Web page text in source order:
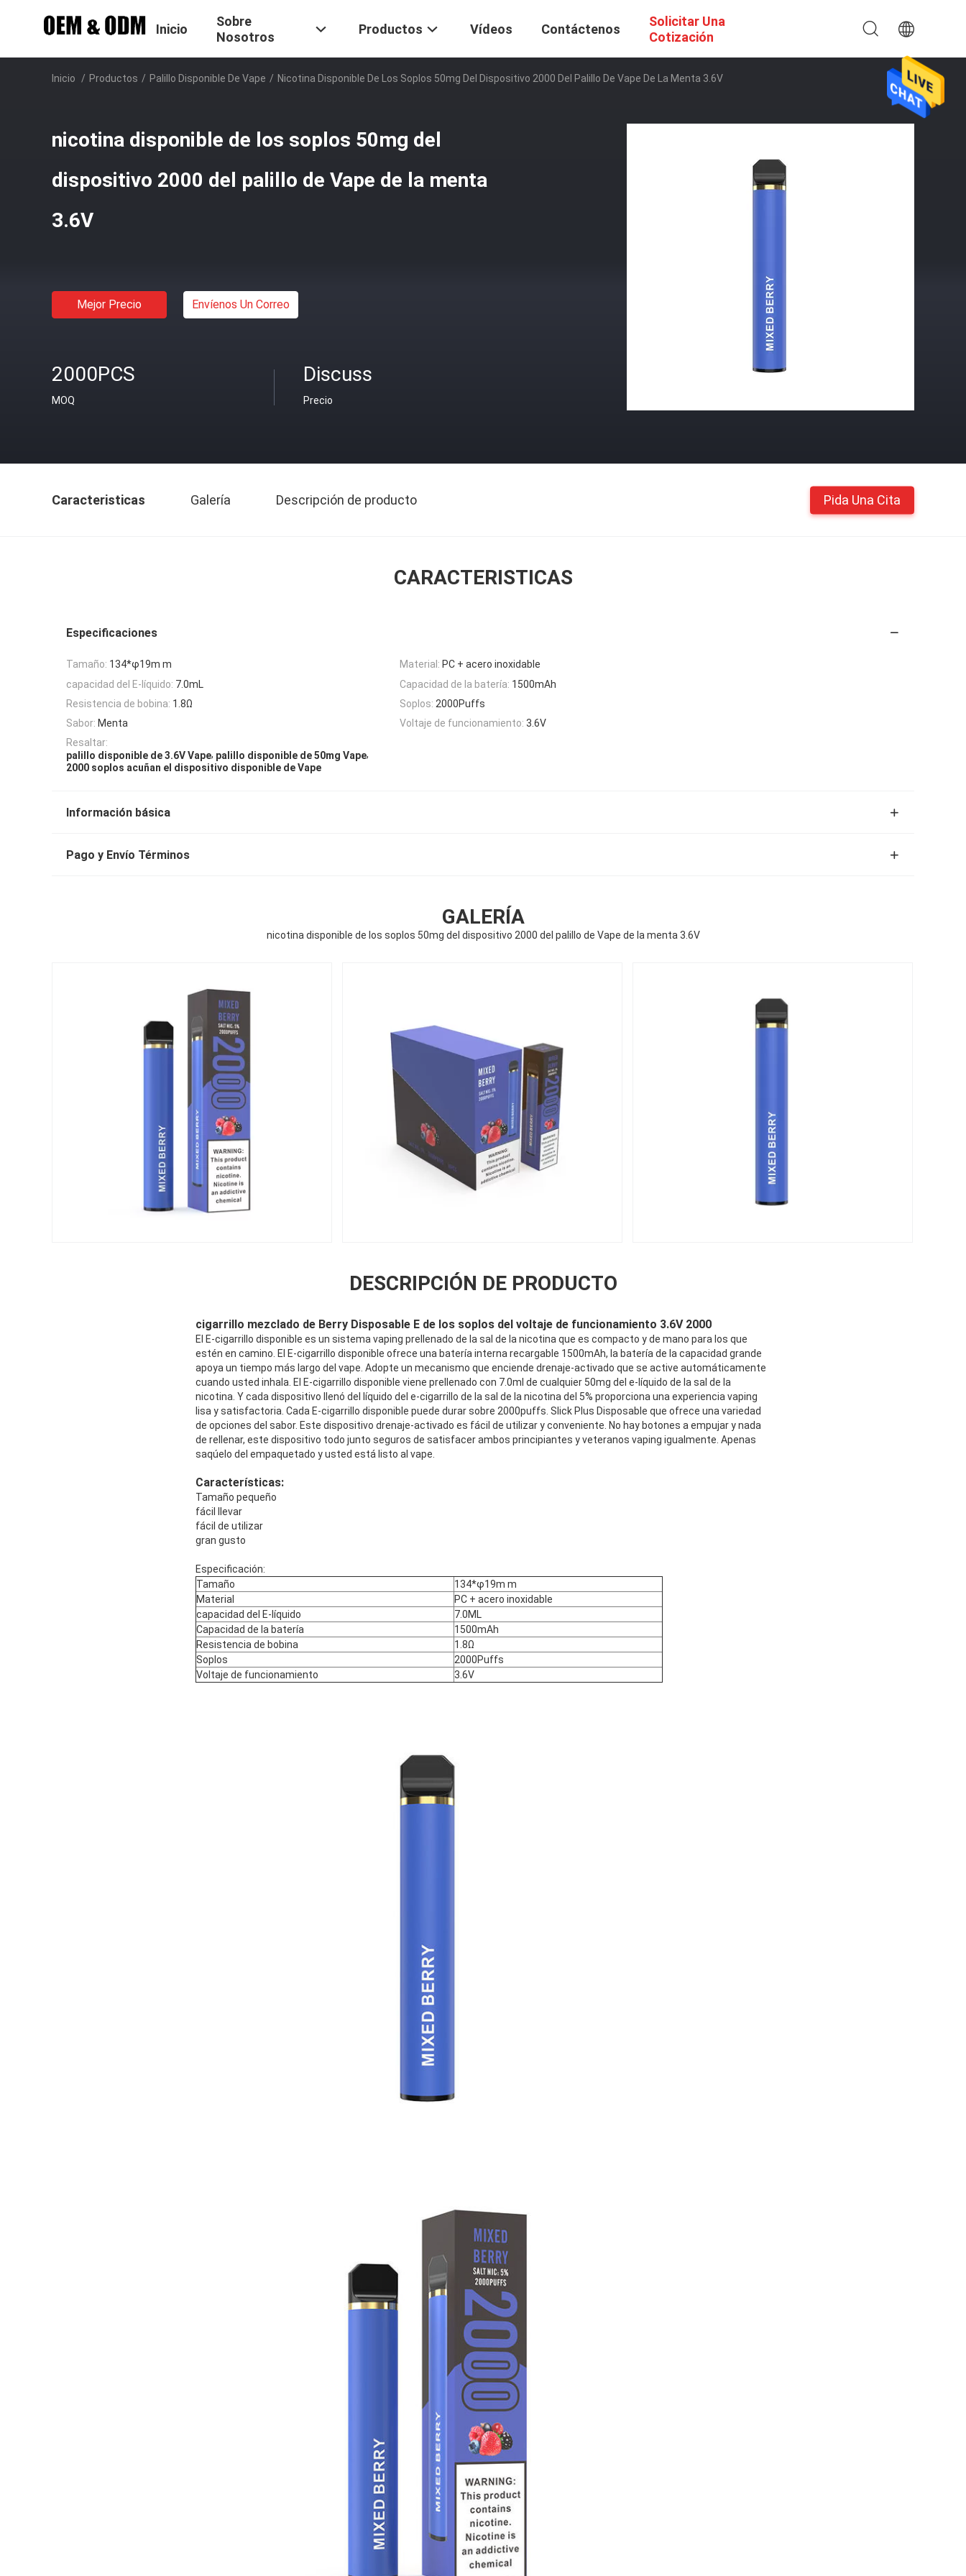
Inicio
Sobre
Nosotros
Productos Vídeos Contáctenos
Solicitar Una
Cotización
Inicio / Productos / Palillo Disponible De Vape / Nicotina Disponible De Los Soplos 50mg Del Dispositivo 2000 Del Palillo De Vape De La Menta 3.6V
nicotina disponible de los soplos 50mg del
dispositivo 2000 del palillo de Vape de la menta
3.6V
Mejor Precio Envíenos Un Correo
2000PCS
MOQ
Discuss
Precio
Caracteristicas Galería Descripción de producto Pida Una Cita
CARACTERISTICAS
Especificaciones
Tamaño: 134*φ19m m Material: PC + acero inoxidable
capacidad del E-líquido: 7.0mL Capacidad de la batería: 1500mAh
Resistencia de bobina: 1.8Ω Soplos: 2000Puffs
Sabor: Menta Voltaje de funcionamiento: 3.6V
Resaltar:
palillo disponible de 3.6V Vape, palillo disponible de 50mg Vape,
2000 soplos acuñan el dispositivo disponible de Vape
Información básica
Pago y Envío Términos
GALERÍA
nicotina disponible de los soplos 50mg del dispositivo 2000 del palillo de Vape de la menta 3.6V
DESCRIPCIÓN DE PRODUCTO
cigarrillo mezclado de Berry Disposable E de los soplos del voltaje de funcionamiento 3.6V 2000
El E-cigarrillo disponible es un sistema vaping prellenado de la sal de la nicotina que es compacto y de mano para los que
estén en camino. El E-cigarrillo disponible ofrece una batería interna recargable 1500mAh, la batería de la capacidad grande
apoya un tiempo más largo del vape. Adopte un mecanismo que enciende drenaje-activado que se active automáticamente
cuando usted inhala. El E-cigarrillo disponible viene prellenado con 7.0ml de cualquier 50mg del e-líquido de la sal de la
nicotina. Y cada dispositivo llenó del líquido del e-cigarrillo de la sal de la nicotina del 5% proporciona una experiencia vaping
lisa y satisfactoria. Cada E-cigarrillo disponible puede durar sobre 2000puffs. Slick Plus Disposable que ofrece una variedad
de opciones del sabor. Este dispositivo drenaje-activado es fácil de utilizar y conveniente. No hay botones a empujar y nada
de rellenar, este dispositivo todo junto seguros de satisfacer ambos principiantes y veteranos vaping igualmente. Apenas
saqúelo del empaquetado y usted está listo al vape.
Características:
Tamaño pequeño
fácil llevar
fácil de utilizar
gran gusto
Especificación:
Tamaño
134*φ19m m
Material
PC + acero inoxidable
capacidad del E-líquido
7.0ML
Capacidad de la batería
1500mAh
Resistencia de bobina
1.8Ω
Soplos
2000Puffs
Voltaje de funcionamiento
3.6V